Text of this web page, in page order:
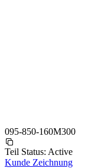
095-850-160M300
Teil Status: Active
Kunde Zeichnung